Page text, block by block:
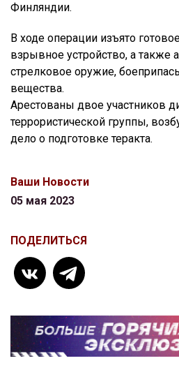
Финляндии.
В ходе операции изъято
взрывное устройство, а также
стрелковое оружие,
вещества.
Арестованы двое участников
террористической группы,
дело о подготовке теракта.
Ваши Новости
05 мая 2023
ПОДЕЛИТЬСЯ